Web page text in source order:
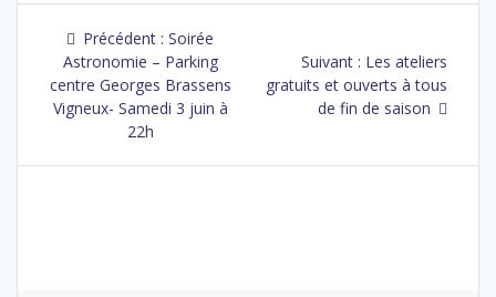
Précédent : Soirée
Astronomie – Parking
centre Georges Brassens
Vigneux- Samedi 3 juin à
22h
Suivant : Les ateliers
gratuits et ouverts à tous
de fin de saison